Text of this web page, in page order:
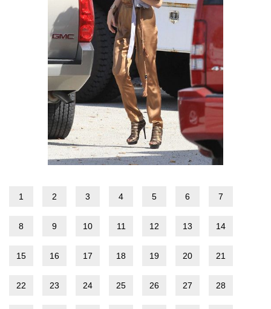
1 2 3 4 5 6 7
8 9 10 11 12 13 14
15 16 17 18 19 20 21
22 23 24 25 26 27 28